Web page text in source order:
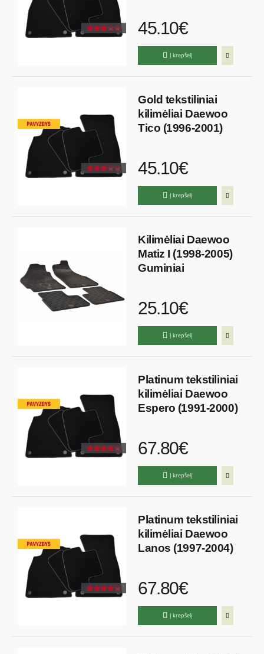
45.10€
Į krepšelį
Gold tekstiliniai
kilimėliai Daewoo
Tico (1996-2001)
45.10€
Į krepšelį
Kilimėliai Daewoo
Matiz I (1998-2005)
Guminiai
25.10€
Į krepšelį
Platinum tekstiliniai
kilimėliai Daewoo
Espero (1991-2000)
67.80€
Į krepšelį
Platinum tekstiliniai
kilimėliai Daewoo
Lanos (1997-2004)
67.80€
Į krepšelį